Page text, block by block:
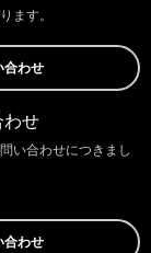
ます。
合わせ
わせ
い合わせにつきまし
合わせ